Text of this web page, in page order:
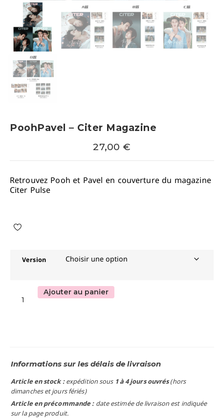
PoohPavel – Citer Magazine
27,00 €
Retrouvez Pooh et Pavel en couverture du magazine
Citer Pulse
Version
Ajouter au panier
Informations sur les délais de livraison
Article en stock :expédition sous 1 à 4 jours ouvrés(hors
dimanches et jours fériés)
Article en précommande : date estimée de livraison est indiquée
sur la page produit.